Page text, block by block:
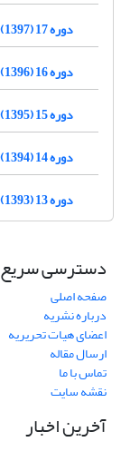
دوره 17 (1397)
دوره 16 (1396)
دوره 15 (1395)
دوره 14 (1394)
دوره 13 (1393)
دسترسی سریع
صفحه اصلی
درباره نشریه
اعضای هیات تحریریه
ارسال مقاله
تماس با ما
نقشه سایت
آخرین اخبار